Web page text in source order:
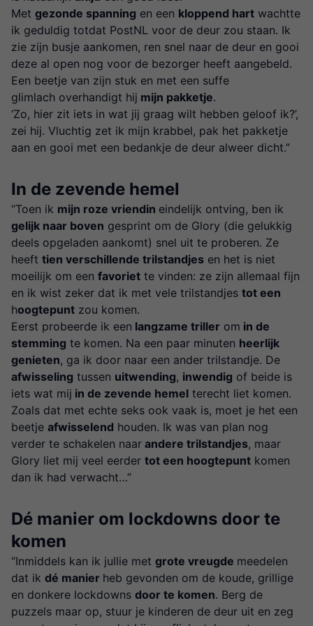
Met gezonde spanning en een kloppend hart wachtte
ik geduldig totdat PostNL voor de deur zou staan. Ik
zie zijn busje aankomen, ren snel naar de deur en gooi
deze al open nog voor de bezorger heeft aangebeld.
Een beetje van zijn stuk en met een suffe
glimlach overhandigt hij mijn pakketje.
‘Zo, hier zit iets in wat jij graag wilt hebben geloof ik?’,
zei hij. Vluchtig zet ik mijn krabbel, pak het pakketje
aan en gooi met een bedankje de deur alweer dicht.”
In de zevende hemel
“Toen ik mijn roze vriendin eindelijk ontving, ben ik
gelijk naar boven gesprint om de Glory (die gelukkig
deels opgeladen aankomt) snel uit te proberen. Ze
heeft tien verschillende trilstandjes en het is niet
moeilijk om een favoriet te vinden: ze zijn allemaal fijn
en ik wist zeker dat ik met vele trilstandjes tot een
hoogtepunt zou komen.
Eerst probeerde ik een langzame triller om in de
stemming te komen. Na een paar minuten heerlijk
genieten, ga ik door naar een ander trilstandje. De
afwisseling tussen uitwending, inwendig of beide is
iets wat mij in de zevende hemel terecht liet komen.
Zoals dat met echte seks ook vaak is, moet je het een
beetje afwisselend houden. Ik was van plan nog
verder te schakelen naar andere trilstandjes, maar
Glory liet mij veel eerder tot een hoogtepunt komen
dan ik had verwacht…”
Dé manier om lockdowns door te
komen
“Inmiddels kan ik jullie met grote vreugde meedelen
dat ik dé manier heb gevonden om de koude, grillige
en donkere lockdowns door te komen. Berg de
puzzels maar op, stuur je kinderen de deur uit en zeg